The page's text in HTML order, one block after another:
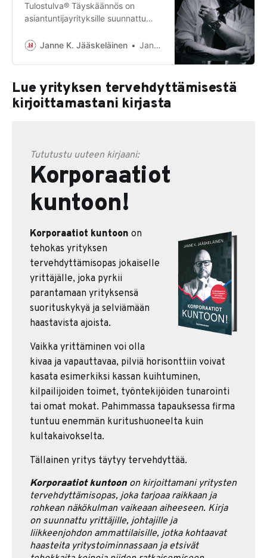
Tulostulva® Täyskäännös on
asiantuntijayrityksille suunnattu
käännät tappiollisen yrityksen
Janne K. Jääskeläinen Janne K. Jääskeläinen
Lue yrityksen tervehdyttämisestä
kirjoittamastani kirjasta
Tututustu uuteen kirjaani:
Korporaatiot
kuntoon!
Korporaatiot kuntoon on
tehokas yrityksen
tervehdyttämisopas jokaiselle
yrittäjälle, joka pyrkii
parantamaan yrityksensä
suorituskykyä ja selviämään
haastavista ajoista.
Vaikka yrittäminen voi olla
kivaa ja vapauttavaa, pilviä horisonttiin voivat
kasata esimerkiksi kassan kuihtuminen,
kilpailijoiden toimet, työntekijöiden tunarointi
tai omat mokat. Pahimmassa tapauksessa firma
tuntuu enemmän kuritushuoneelta kuin
kultakaivokselta.
Tällainen yritys täytyy tervehdyttää.
Korporaatiot kuntoon on kirjoittamani yritysten
tervehdyttämisopas, joka tarjoaa raikkaan ja
rohkean näkökulman vaikeaan aiheeseen. Kirja
on suunnattu yrittäjille, johtajille ja
liikkeenjohdon ammattilaisille, jotka kohtaavat
haasteita yritystoiminnassaan ja etsivät